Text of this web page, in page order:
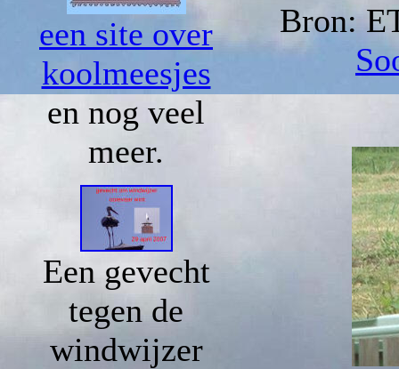
een site over
koolmeesjes
en nog veel
meer.
Een gevecht
tegen de
windwijzer
Bron: